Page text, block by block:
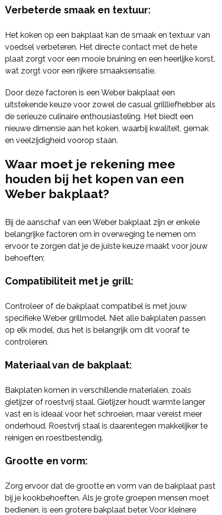
Verbeterde smaak en textuur:
Het koken op een bakplaat kan de smaak en textuur van
voedsel verbeteren. Het directe contact met de hete
plaat zorgt voor een mooie bruining en een heerlijke korst,
wat zorgt voor een rijkere smaaksensatie.
Door deze factoren is een Weber bakplaat een
uitstekende keuze voor zowel de casual grillliefhebber als
de serieuze culinaire enthousiasteling. Het biedt een
nieuwe dimensie aan het koken, waarbij kwaliteit, gemak
en veelzijdigheid voorop staan.
Waar moet je rekening mee
houden bij het kopen van een
Weber bakplaat?
Bij de aanschaf van een Weber bakplaat zijn er enkele
belangrijke factoren om in overweging te nemen om
ervoor te zorgen dat je de juiste keuze maakt voor jouw
behoeften:
Compatibiliteit met je grill:
Controleer of de bakplaat compatibel is met jouw
specifieke Weber grillmodel. Niet alle bakplaten passen
op elk model, dus het is belangrijk om dit vooraf te
controleren.
Materiaal van de bakplaat:
Bakplaten komen in verschillende materialen, zoals
gietijzer of roestvrij staal. Gietijzer houdt warmte langer
vast en is ideaal voor het schroeien, maar vereist meer
onderhoud. Roestvrij staal is daarentegen makkelijker te
reinigen en roestbestendig.
Grootte en vorm:
Zorg ervoor dat de grootte en vorm van de bakplaat past
bij je kookbehoeften. Als je grote groepen mensen moet
bedienen, is een grotere bakplaat beter. Voor kleinere